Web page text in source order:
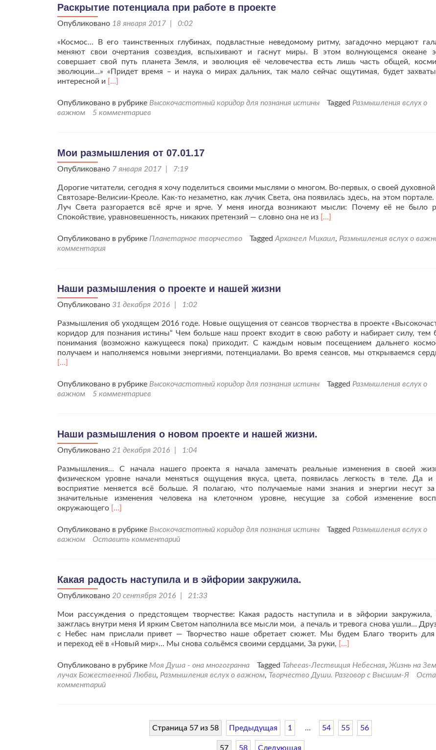
Раскрытие потенциала при работе в проекте
Опубликовано 18 января 2017 | 0:02
«Космос… В его таинственных глубинах, подвластные неведомому ритму, загадочно мерцают
меняют свои очертания созвездия, вспыхивают и гаснут миры. В этом волнующемся океане
совершает свой путь планета Земля, и эволюция её человечества есть лишь часть общей,
эволюции…» «Придет время – и наука о мирах дальних, так мало сейчас ощутимая, будет
интересной и Читать
проРаскрытие
потенциала
проекте
[…]
Опубликовано в рубрике Высокочастотный коридор для познания истины Tagged Размышления вслух о
важном
5 комментариев
Мои размышления от 07.01.17
Опубликовано 7 января 2017 | 7:19
Дорогие читатели, сегодня я хочу поделиться своими мыслями о многом. Во-первых, о своей духовной
Святозаре-Велисии-Креоле. Как-то незаметно, как лучик Света, она появилась здесь, на этом
Луч Света разгорается всё ярче и ярче. У меня иногда возникают мысли: Почему её не было
Спокойствие, уравновешенность, никаких претензий — словно она не из Читать
проМои
[…]
Опубликовано в рубрике Планетарное творчество TaggedАрхангел Михаил, Размышления вслух о
комментария
Наши размышления о проекте и нашей жизни
Опубликовано 31 декабря 2016 | 1:02
Размышления об уходящем 2016 годе. Новые ощущения от сеансов творчества в проекте
коридор для познания истины“ Чем больше наш проект входит в свою работу и набирает силу, тем
понимания (возможно кажущееся пока) приходит. С каждым новым посещением дальнего
получаем и наполняемся новыми энергиями, потенциалами. Во время сеансов, мы открываемся
[…]
Опубликовано в рубрике Высокочастотный коридор для познания истины Tagged Размышления вслух о
важном
5 комментариев
Наши размышления о новом проекте и нашей жизни.
Опубликовано 21 декабря 2016 | 1:04
Размышления… С начала нашего проекта я начала замечать реальные изменения в своей
физическом уровне начали меняться ощущения вкуса, цвета, появилась легкость в теле. Да
восприятие меняется всё больше. Я полагаю, что получаемые нами знания и энергии несут
значительные изменения человека на клеточном уровне, несущие за собой изменение
окружающего Читать
проНаши
размышления
и
жизни.
[…]
Опубликовано в рубрике Высокочастотный коридор для познания истины Tagged Размышления вслух о
важном
Оставить комментарий
Какая радость наступила и в эйфории закружила.
Опубликовано 20 сентября 2016 | 21:33
Мои рассуждения о предстоящем творчестве: Какая радость наступила и в эйфории закружила,
зажглась внутри меня И ярким Светом наполнила все мысли мои, а печаль и тревога снова ушли…
с Небес нам прислали привет — Творчество наше обретает сюжет. Мы будем Благо творить
и переход её в «Новый мир»… Мы снова сольёмся своими сердцами, За руки, Читать
проКакая
радость
закружила.
[…]
Опубликовано в рубрике Моя Душа - она многогранна Tagged Taheeas-Лествиция Небесная, Жизнь на
лучах Божественной Любви, Размышления вслух о важном, Творчество Души. Разговор с Высшим-Я
комментарий
Страница 57 из 58 Предыдущая 1 … 54 55 56
57 58 Следующая